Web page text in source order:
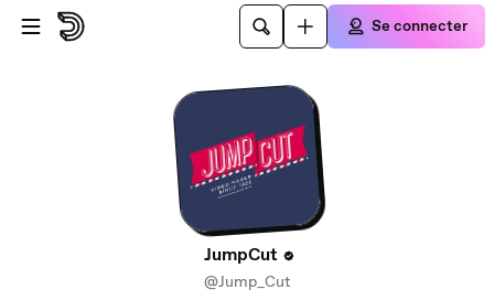
Passer au contenu principal
Se connecter
JumpCut
@Jump_Cut